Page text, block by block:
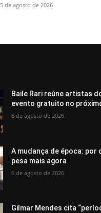
5 de agosto de 2026
Baile Rari reúne artistas
evento gratuito no
6 de agosto de 2026
A mudança de época: por
pesa mais agora
6 de agosto de 2026
Gilmar Mendes cita